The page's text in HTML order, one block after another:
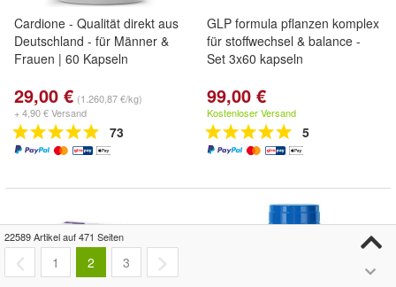
Cardione - Qualität direkt aus
Deutschland - für Männer &
Frauen | 60 Kapseln
29,00 € (1.260,87 €/kg)
+ 4,90 € Versand
73
GLP formula pflanzen komplex
für stoffwechsel & balance -
Set 3x60 kapseln
99,00 €
Kostenloser Versand
5
22589 Artikel auf 471 Seiten
1 2 3